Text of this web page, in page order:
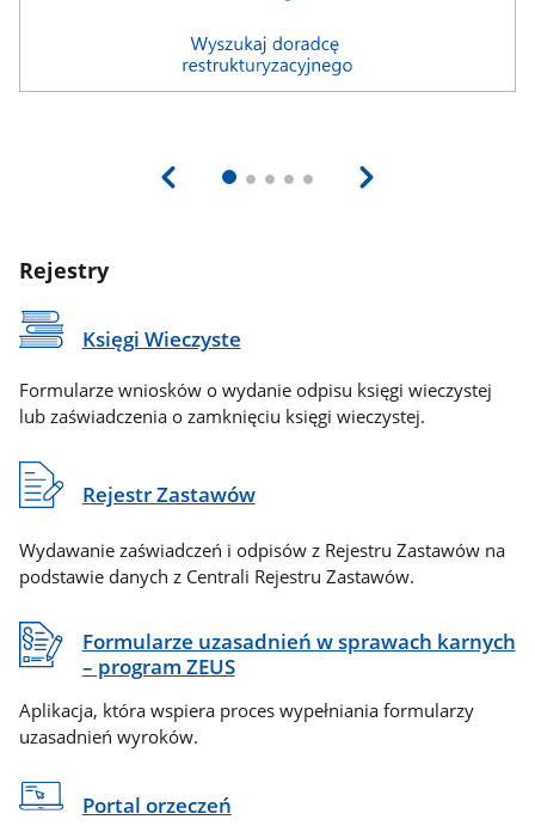
Rejestry
Księgi Wieczyste
Formularze wniosków o wydanie odpisu księgi wieczystej
lub zaświadczenia o zamknięciu księgi wieczystej.
Rejestr Zastawów
Wydawanie zaświadczeń i odpisów z Rejestru Zastawów na
podstawie danych z Centrali Rejestru Zastawów.
Formularze uzasadnień w sprawach karnych
– program ZEUS
Aplikacja, która wspiera proces wypełniania formularzy
uzasadnień wyroków.
Portal orzeczeń